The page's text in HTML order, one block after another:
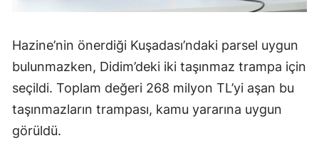
Hazine’nin önerdiği Kuşadası’ndaki parsel uygun
bulunmazken, Didim’deki iki taşınmaz trampa için
seçildi. Toplam değeri 268 milyon TL’yi aşan bu
taşınmazların trampası, kamu yararına uygun
görüldü.